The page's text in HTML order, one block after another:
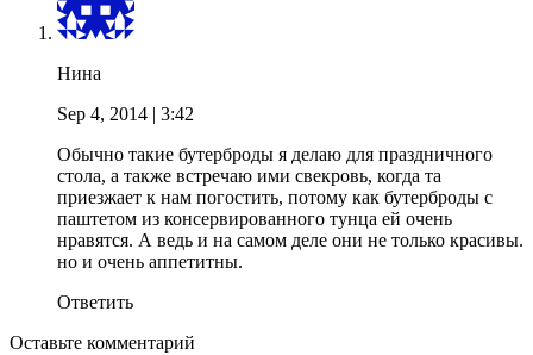
Нина
Sep 4, 2014 | 3:42
Обычно такие бутерброды я делаю для праздничного
стола, а также встречаю ими свекровь, когда та
приезжает к нам погостить, потому как бутерброды с
паштетом из консервированного тунца ей очень
нравятся. А ведь и на самом деле они не только красивы.
но и очень аппетитны.
Ответить
Оставьте комментарий